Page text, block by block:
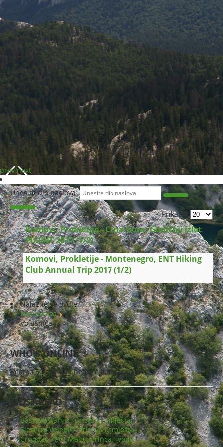
prev next
Unesite dio naslova
Prikaz #
Komovi, Prokletije - Crna Gora, Godišnji izlet
PD ENT 2017 (1/2)
Komovi, Prokletije - Montenegro, ENT Hiking
Club Annual Trip 2017 (1/2)
Nalazite se ovdje:
Naslovnica
Volušnica
WHO'S ONLINE
Imamo 50 gostiju i nema članova online
MOST READ
Baške Oštarije - pristup i smještaj
Sjeverni Velebit - Pristup i smještaj
Crnopac - Put Malog princa - vodič